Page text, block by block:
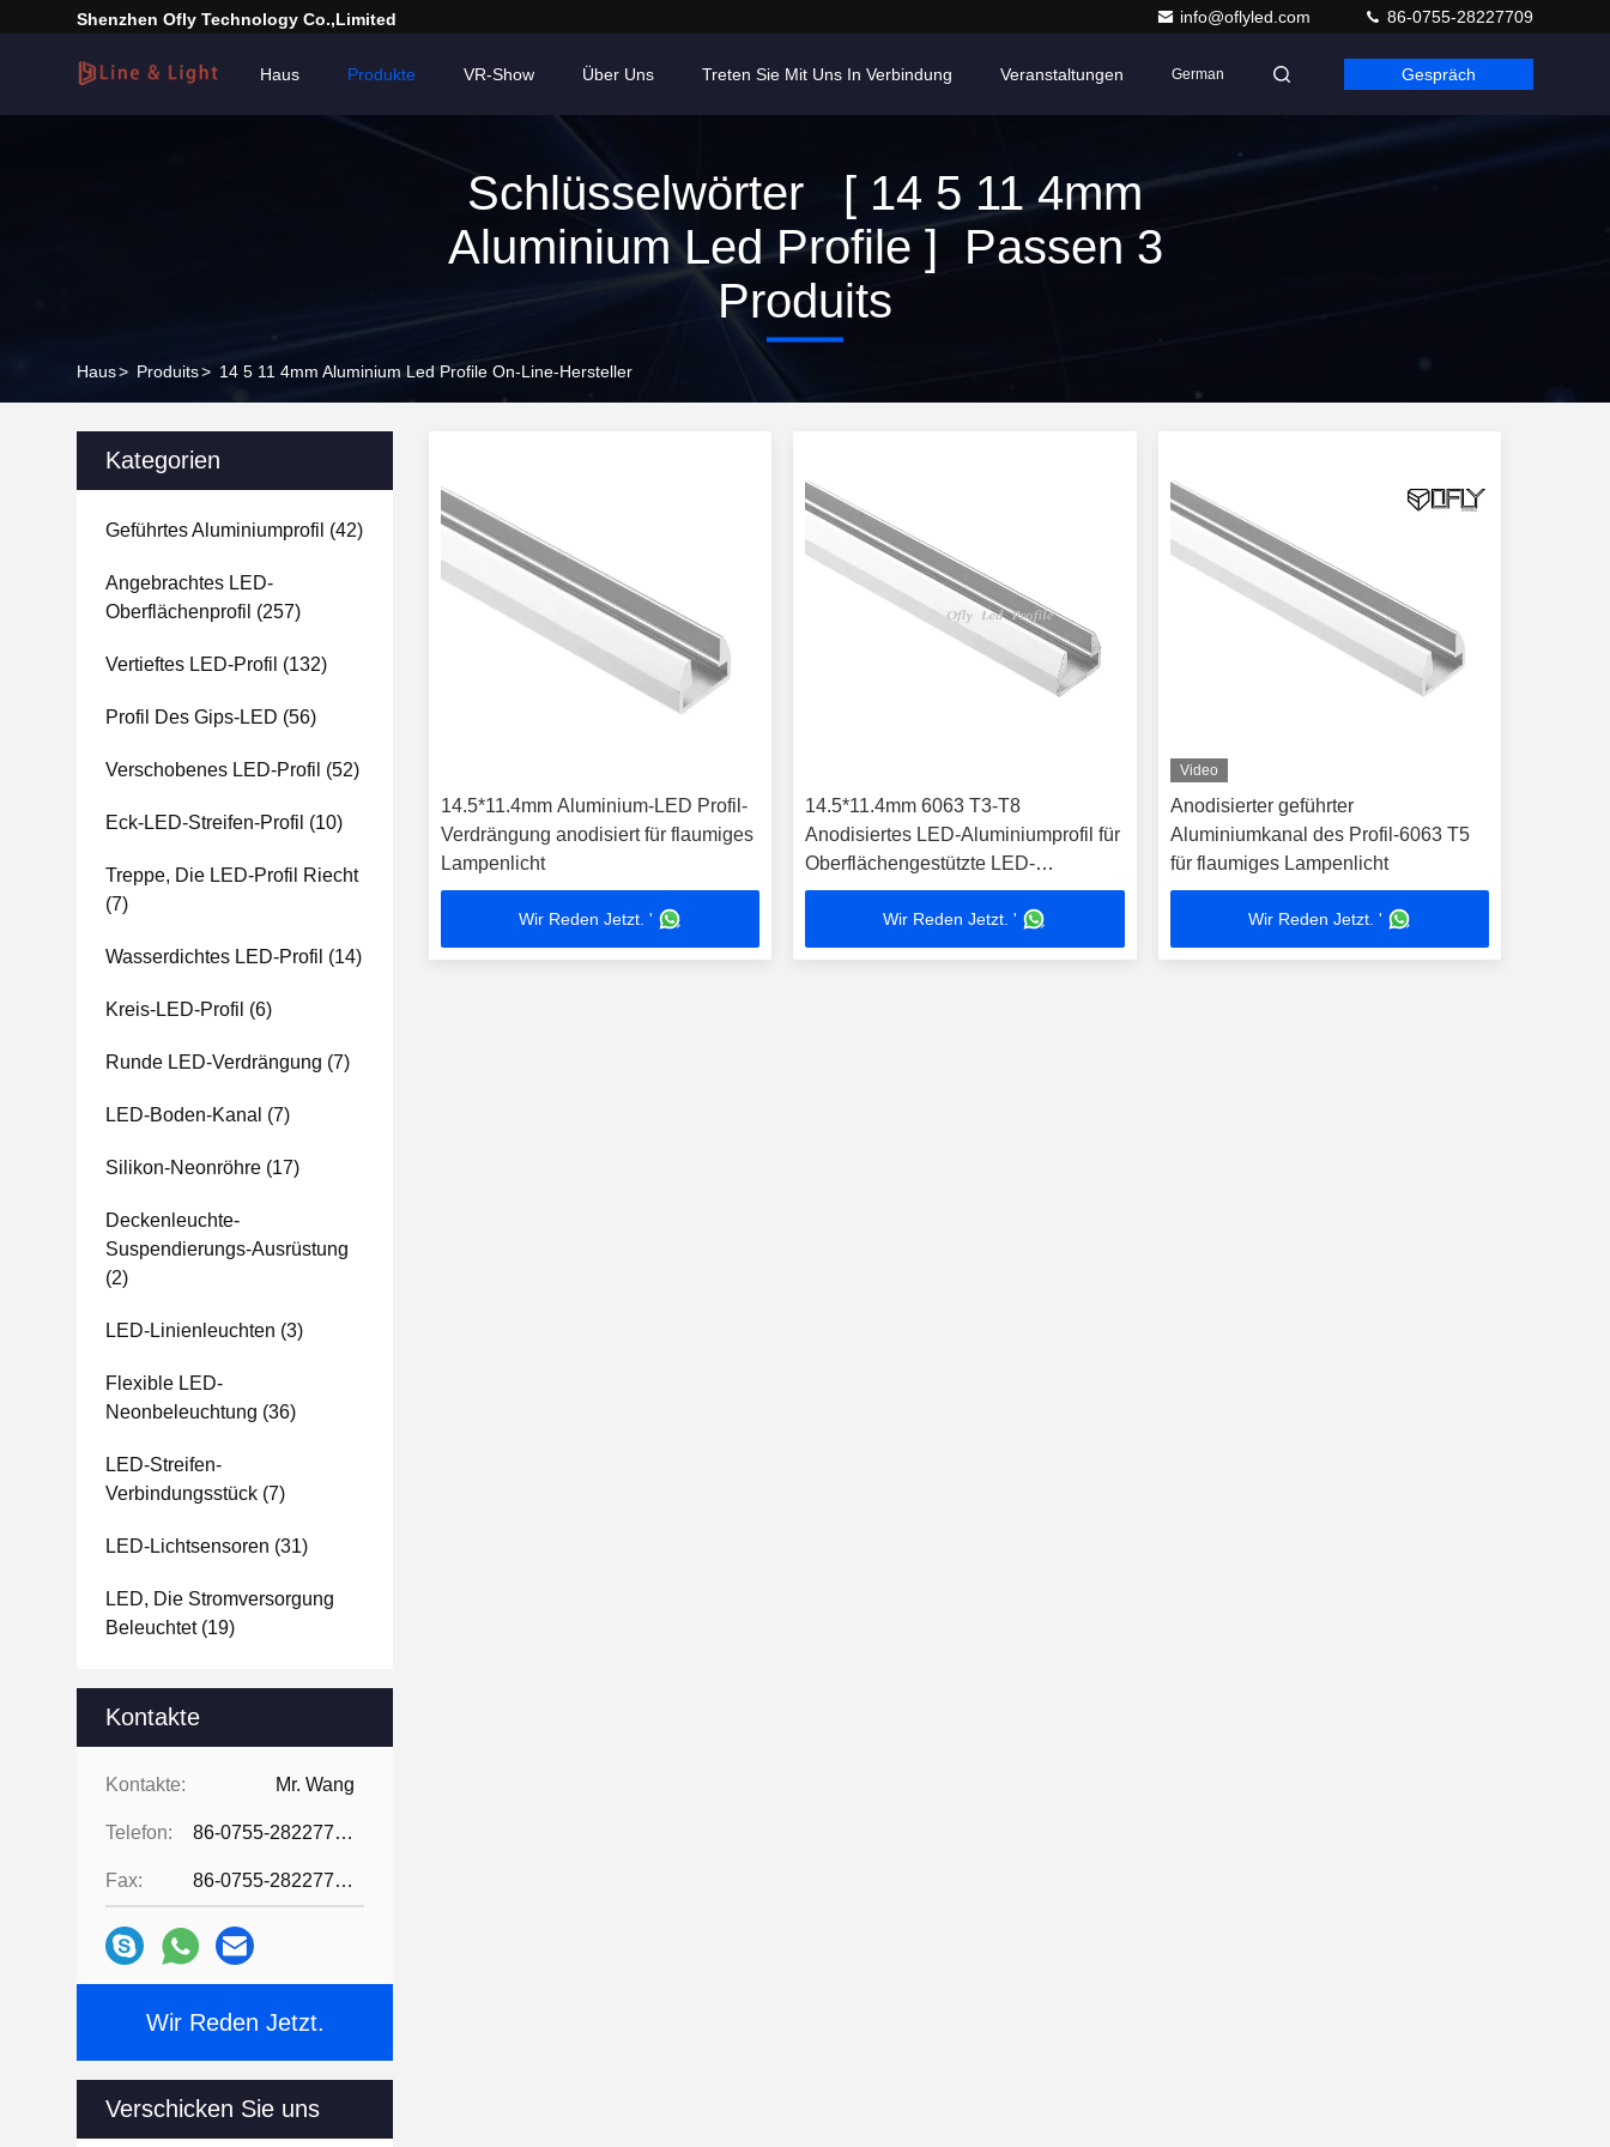
Shenzhen Ofly Technology Co.,Limited info@oflyled.com 86-0755-28227709
Haus Produkte VR-Show Über Uns Treten Sie Mit Uns In Verbindung Veranstaltungen German Gespräch
Schlüsselwörter [ 14 5 11 4mm
Aluminium Led Profile ] Passen 3
Produits
Haus> Produits> 14 5 11 4mm Aluminium Led Profile On-Line-Hersteller
Kategorien
Geführtes Aluminiumprofil (42)
Angebrachtes LED-
Oberflächenprofil (257)
Vertieftes LED-Profil (132)
Profil Des Gips-LED (56)
Verschobenes LED-Profil (52)
Eck-LED-Streifen-Profil (10)
Treppe, Die LED-Profil Riecht
(7)
Wasserdichtes LED-Profil (14)
Kreis-LED-Profil (6)
Runde LED-Verdrängung (7)
LED-Boden-Kanal (7)
Silikon-Neonröhre (17)
Deckenleuchte-
Suspendierungs-Ausrüstung
(2)
LED-Linienleuchten (3)
Flexible LED-
Neonbeleuchtung (36)
LED-Streifen-
Verbindungsstück (7)
LED-Lichtsensoren (31)
LED, Die Stromversorgung
Beleuchtet(19)
Kontakte
Kontakte: Mr. Wang
Telefon: 86-0755-28227709
Fax: 86-0755-28227709
Wir Reden Jetzt.
Verschicken Sie uns
14.5*11.4mm Aluminium-LED Profil-
Verdrängung anodisiert für flaumiges
Lampenlicht
Wir Reden Jetzt. '
14.5*11.4mm 6063 T3-T8
Anodisiertes LED-Aluminiumprofil für
Oberflächengestützte LED-
Streifenkanäle
Wir Reden Jetzt. '
Video
Anodisierter geführter
Aluminiumkanal des Profil-6063 T5
für flaumiges Lampenlicht
Wir Reden Jetzt. '